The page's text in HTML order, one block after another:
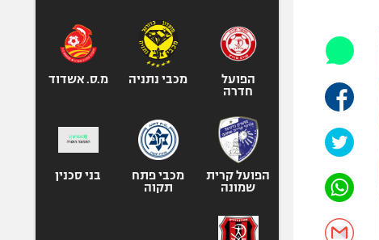
אופניים
ספורט מוטורי
כדורמים
בייסבול MLB
ספורט אתגרי
אומנויות לחימה
הפועל
חדרה
מכבי נתניה מ.ס. אשדוד
הפועל קרית
שמונה
מכבי פתח
תקוה
בני סכנין